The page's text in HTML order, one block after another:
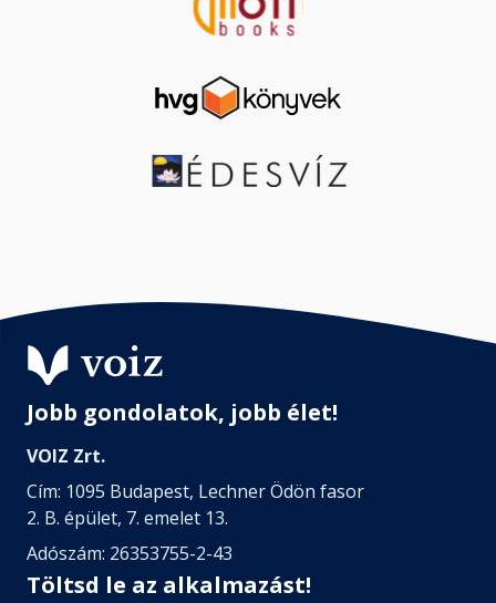
Jobb gondolatok, jobb élet!
VOIZ Zrt.
Cím: 1095 Budapest, Lechner Ödön fasor
2. B. épület, 7. emelet 13.
Adószám: 26353755-2-43
Töltsd le az alkalmazást!